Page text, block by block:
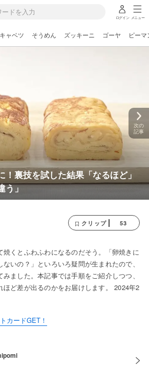
ログイン メニュー
キャベツ そうめん ズッキーニ ゴーヤ ピーマ
！裏技を試した結果「なるほど」
う」
次の
記事
クリップ 53
焼くとふわふわになるのだそう。「卵焼きに
いの？」といろいろ疑問が生まれたので、
ました。本記事では手順をご紹介しつつ、
ほど差が出るのかをお届けします。 2024年2
カードGET！